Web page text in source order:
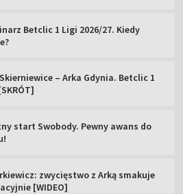
Betclic 1 Ligi 2026/27. Kiedy
– Arka Gdynia. Betclic 1
start Swobody. Pewny awans do
zwycięstwo z Arką smakuje
[WIDEO]